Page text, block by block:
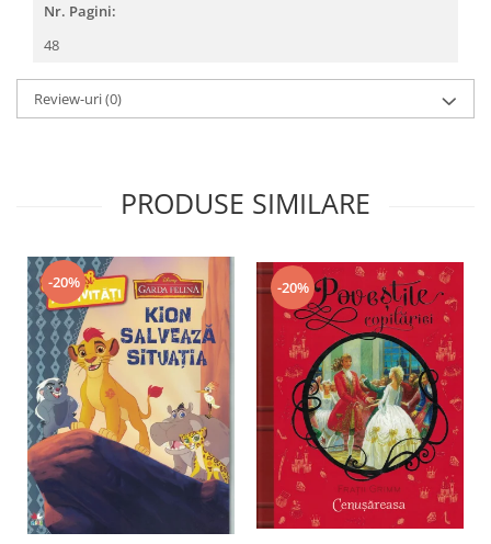
Nr. Pagini:
48
Review-uri(0)
PRODUSE SIMILARE
-20% -20%